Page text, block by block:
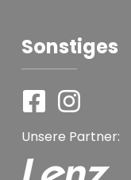
Sonstiges
Unsere Partner: